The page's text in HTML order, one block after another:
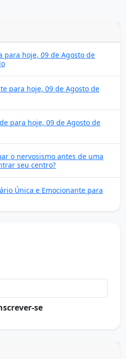
para hoje, 09 de Agosto de
para hoje, 09 de Agosto de
para hoje, 09 de Agosto de
o nervosismo antes de uma
seu centro?
Única e Emocionante para
se